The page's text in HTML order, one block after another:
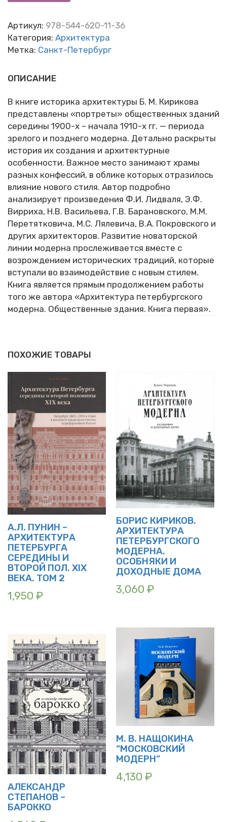
Артикул: 978-544-620-11-36
Категория: Архитектура
Метка: Санкт-Петербург
ОПИСАНИЕ
В книге историка архитектуры Б. М. Кирикова
представлены «портреты» общественных зданий
середины 1900-х – начала 1910-х гг. — периода
зрелого и позднего модерна. Детально раскрыты
история их создания и архитектурные
особенности. Важное место занимают храмы
разных конфессий, в облике которых отразилось
влияние нового стиля. Автор подробно
анализирует произведения Ф.И. Лидваля, Э.Ф.
Вирриха, Н.В. Васильева, Г.В. Барановского, М.М.
Перетятковича, М.С. Лялевича, В.А. Покровского и
других архитекторов. Развитие новаторской
линии модерна прослеживается вместе с
возрождением исторических традиций, которые
вступали во взаимодействие с новым стилем.
Книга является прямым продолжением работы
того же автора «Архитектура петербургского
модерна. Общественные здания. Книга первая».
ПОХОЖИЕ ТОВАРЫ
А.Л. ПУНИН –
АРХИТЕКТУРА
ПЕТЕРБУРГА
СЕРЕДИНЫ И
ВТОРОЙ ПОЛ. XIX
ВЕКА. ТОМ 2
1,950 ₽
БОРИС КИРИКОВ.
АРХИТЕКТУРА
ПЕТЕРБУРГСКОГО
МОДЕРНА.
ОСОБНЯКИ И
ДОХОДНЫЕ ДОМА
3,060 ₽
М. В. НАЩОКИНА
“МОСКОВСКИЙ
МОДЕРН”
4,130 ₽
АЛЕКСАНДР
СТЕПАНОВ –
БАРОККО